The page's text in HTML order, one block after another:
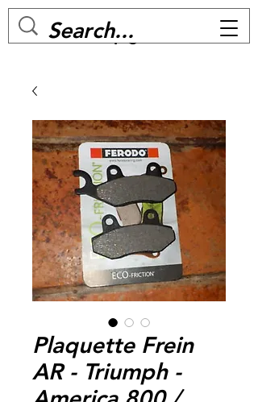
MC BIKE Perpignan
Plaquette Frein
AR - Triumph -